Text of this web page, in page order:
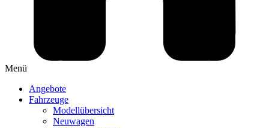
Menü
Angebote
Fahrzeuge
Modellübersicht
Neuwagen